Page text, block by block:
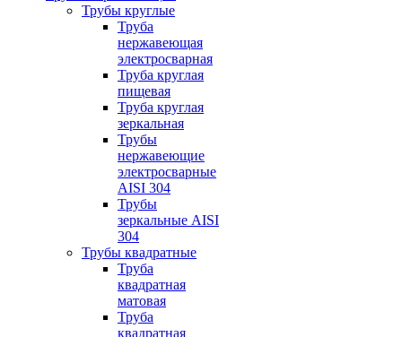
Трубы круглые
Труба
нержавеющая
электросварная
Труба круглая
пищевая
Труба круглая
зеркальная
Трубы
нержавеющие
электросварные
AISI 304
Трубы
зеркальные AISI
304
Трубы квадратные
Труба
квадратная
матовая
Труба
квадратная